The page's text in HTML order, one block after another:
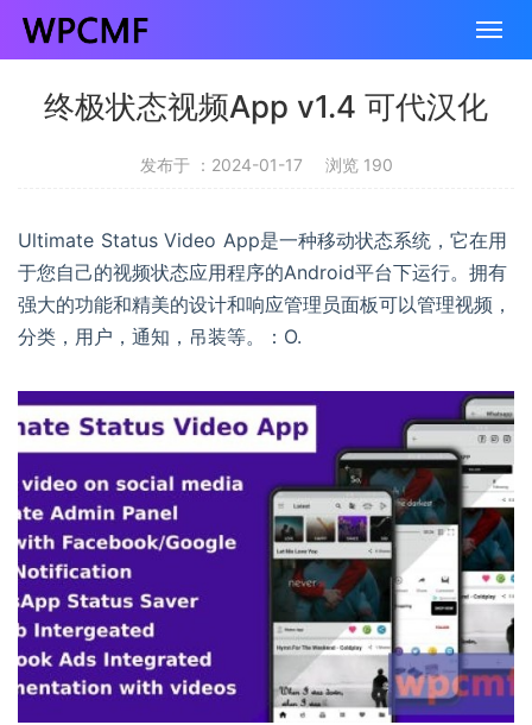
终极状态视频App v1.4 可代汉化
发布于 ：2024-01-17 浏览 190
Ultimate Status Video App是一种移动状态系统，它在用
于您自己的视频状态应用程序的Android平台下运行。拥有
强大的功能和精美的设计和响应管理员面板可以管理视频，
分类，用户，通知，吊装等。：O.